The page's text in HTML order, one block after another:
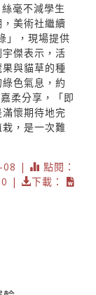
毫不減學生
美術社繼續
」，現場提供
傑表示，活
與貓草的種
色氣息，約
柔分享，「即
懷期待地完
，是一次難
08 |
點閱：
|
下載：